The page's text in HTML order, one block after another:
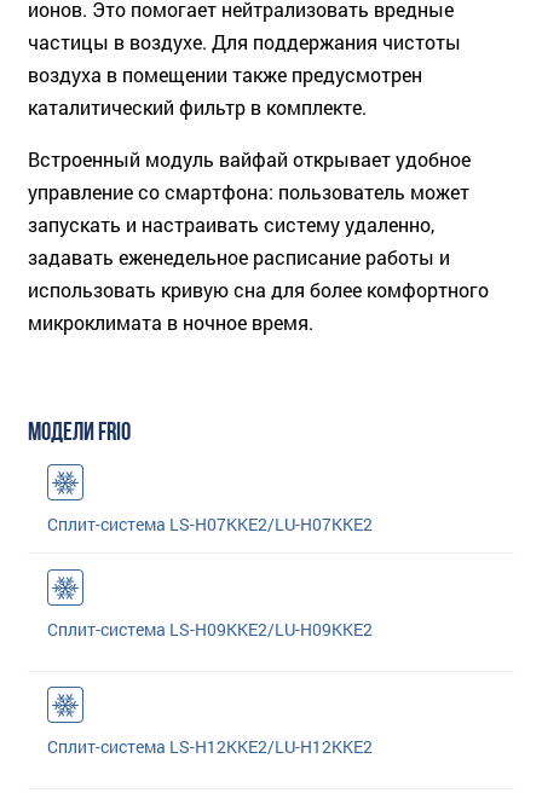
ионов. Это помогает нейтрализовать вредные
частицы в воздухе. Для поддержания чистоты
воздуха в помещении также предусмотрен
каталитический фильтр в комплекте.
Встроенный модуль вайфай открывает удобное
управление со смартфона: пользователь может
запускать и настраивать систему удаленно,
задавать еженедельное расписание работы и
использовать кривую сна для более комфортного
микроклимата в ночное время.
МОДЕЛИ FRIO
Сплит-система LS-H07KKE2/LU-H07KKE2
Сплит-система LS-H09KKE2/LU-H09KKE2
Сплит-система LS-H12KKE2/LU-H12KKE2